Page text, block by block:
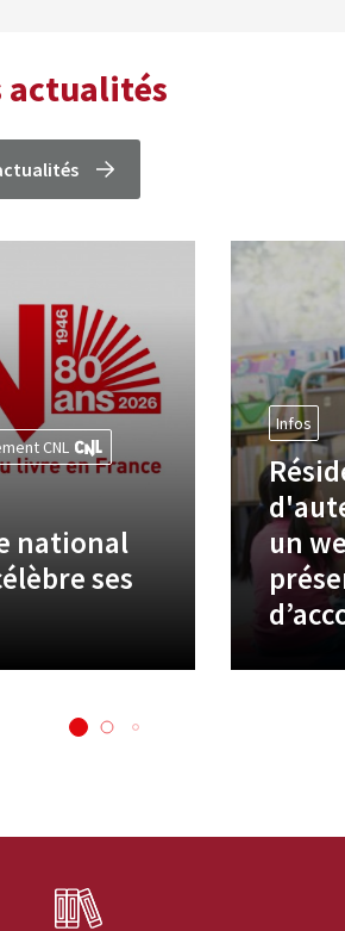
actualités
CNL
national
ses
Infos
un